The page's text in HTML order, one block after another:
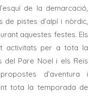
de la demarcació,
de pistes d’alpí i nòrdic,
aquestes festes. Els
activitats per a tota la
del Pare Noel i els Reis
d’aventura i
tota la temporada de